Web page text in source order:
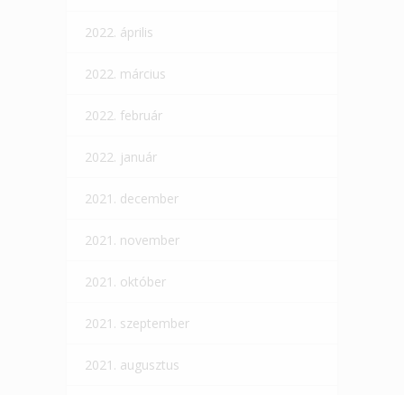
2022. április
2022. március
2022. február
2022. január
2021. december
2021. november
2021. október
2021. szeptember
2021. augusztus